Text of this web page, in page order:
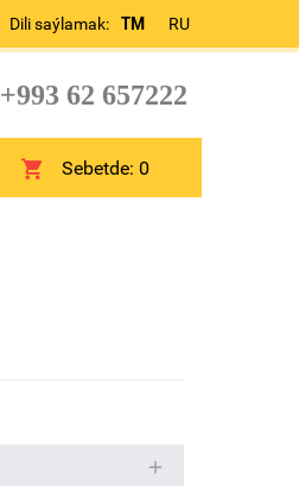
Dili saýlamak: TM RU
+993 62 657222
Sebetde:0